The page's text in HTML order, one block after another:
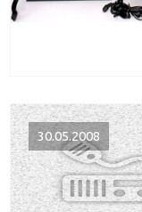
30.05.2008